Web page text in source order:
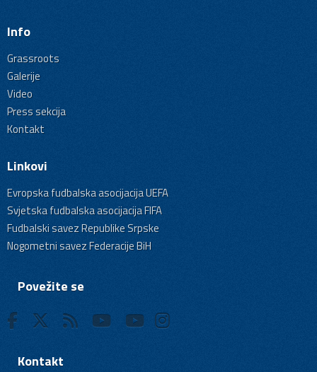
Info
Grassroots
Galerije
Video
Press sekcija
Kontakt
Linkovi
Evropska fudbalska asocijacija UEFA
Svjetska fudbalska asocijacija FIFA
Fudbalski savez Republike Srpske
Nogometni savez Federacije BiH
Povežite se
Kontakt